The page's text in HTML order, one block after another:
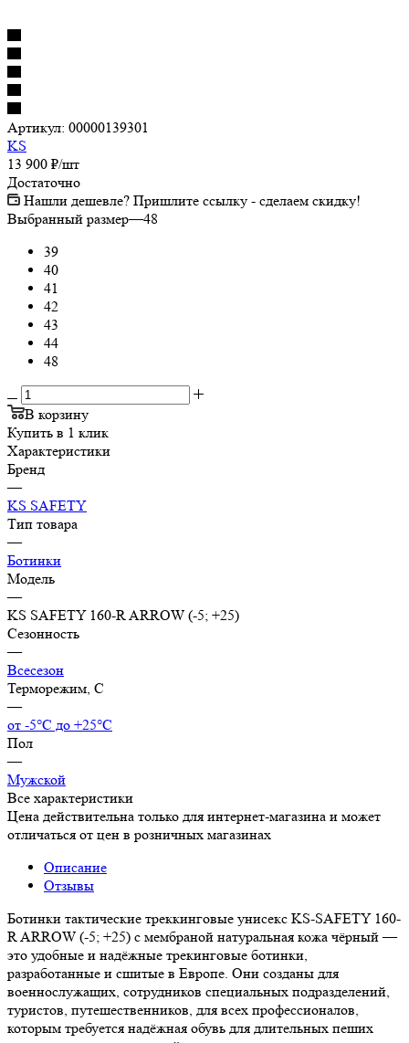
Артикул: 00000139301
KS
13 900 ₽/шт
Достаточно
Нашли дешевле? Пришлите ссылку - сделаем скидку!
Выбранный размер—48
39
40
41
42
43
44
48
В корзину
Купить в 1 клик
Характеристики
Бренд
—
KS SAFETY
Тип товара
—
Ботинки
Модель
—
KS SAFETY 160-R ARROW (-5; +25)
Сезонность
—
Всесезон
Терморежим, C
—
от -5°С до +25°С
Пол
—
Мужской
Все характеристики
Цена действительна только для интернет-магазина и может
отличаться от цен в розничных магазинах
Описание
Отзывы
Ботинки тактические треккинговые унисекс KS-SAFETY 160-
R ARROW (-5; +25) с мембраной натуральная кожа чёрный —
это удобные и надёжные трекинговые ботинки,
разработанные и сшитые в Европе. Они созданы для
военнослужащих, сотрудников специальных подразделений,
туристов, путешественников, для всех профессионалов,
которым требуется надёжная обувь для длительных пеших